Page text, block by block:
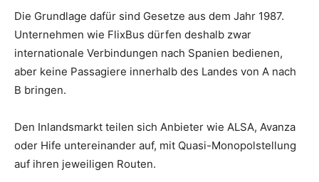
Die Grundlage dafür sind Gesetze aus dem Jahr 1987.
Unternehmen wie FlixBus dürfen deshalb zwar
internationale Verbindungen nach Spanien bedienen,
aber keine Passagiere innerhalb des Landes von A nach
B bringen.
Den Inlandsmarkt teilen sich Anbieter wie ALSA, Avanza
oder Hife untereinander auf, mit Quasi-Monopolstellung
auf ihren jeweiligen Routen.